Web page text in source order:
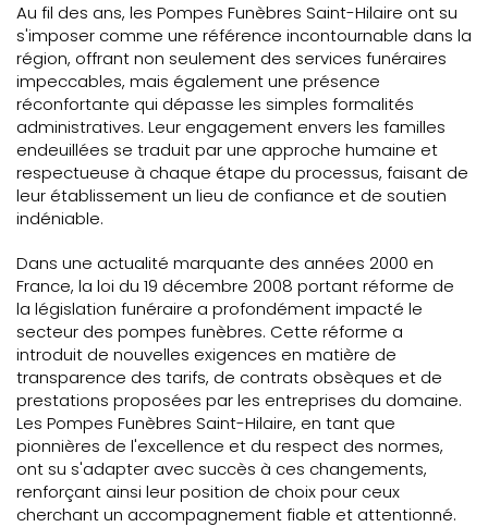
Au fil des ans, les Pompes Funèbres Saint-Hilaire ont su
s'imposer comme une référence incontournable dans la
région, offrant non seulement des services funéraires
impeccables, mais également une présence
réconfortante qui dépasse les simples formalités
administratives. Leur engagement envers les familles
endeuillées se traduit par une approche humaine et
respectueuse à chaque étape du processus, faisant de
leur établissement un lieu de confiance et de soutien
indéniable.
Dans une actualité marquante des années 2000 en
France, la loi du 19 décembre 2008 portant réforme de
la législation funéraire a profondément impacté le
secteur des pompes funèbres. Cette réforme a
introduit de nouvelles exigences en matière de
transparence des tarifs, de contrats obsèques et de
prestations proposées par les entreprises du domaine.
Les Pompes Funèbres Saint-Hilaire, en tant que
pionnières de l'excellence et du respect des normes,
ont su s'adapter avec succès à ces changements,
renforçant ainsi leur position de choix pour ceux
cherchant un accompagnement fiable et attentionné.